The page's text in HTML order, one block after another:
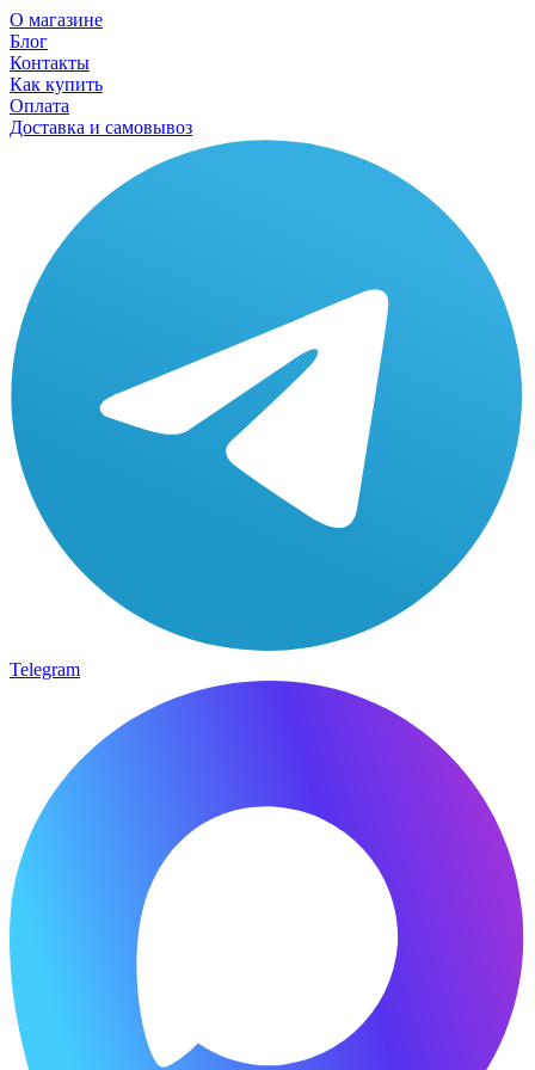
О магазине
Блог
Контакты
Как купить
Оплата
Доставка и самовывоз
Telegram